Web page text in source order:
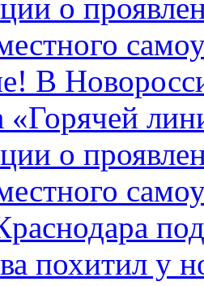
о
В
«Горячей
о
похитил у